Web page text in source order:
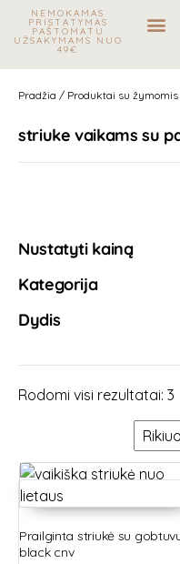
NEMOKAMAS
PRISTATYMAS
PAŠTOMATU
UŽSAKYMAMS NUO
49€
Pradžia / Produktai su
striuke vaikams su
Nustatyti kainą
Kategorija
Dydis
Rodomi visi rezultatai: 3
Prailginta striukė su
black cnv